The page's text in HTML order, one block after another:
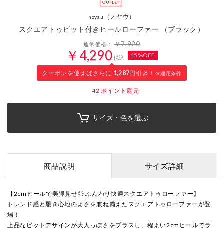
noyau （ノヤウ）
スクエアトゥビット付きヒールローファー （ブラック）
通常価格：￥7,920
￥4,290税込 45%OFF
クーポンを使えばさらに 1,287円引き！ ※適用条件
42 ポイント還元
サイズ・色を選ぶ
商品説明 サイズ詳細
【2cmヒールで美脚見せ◎ ふんわり快適スクエアトゥローファー】
トレンド感と履き心地のよさを兼ね備えたスクエアトゥローファーが登
場！
上品なビットデザインが大人っぽさをプラスし、程よい2cmヒールでラ